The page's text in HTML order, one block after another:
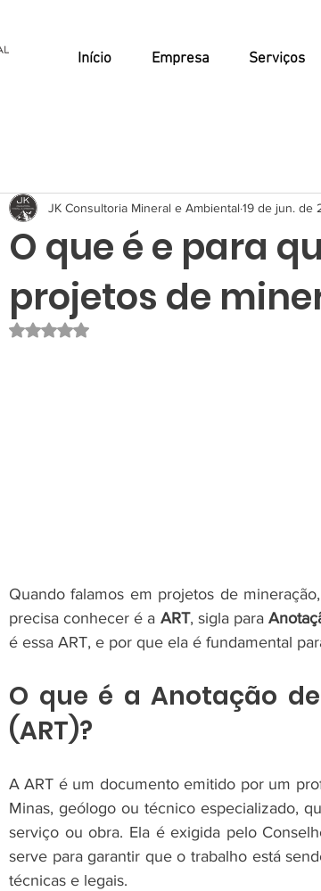
Início Empresa Serviços
O que é e para
projetos de
JK Consultoria Mineral e Ambiental 19 de jun. de
Avaliado com NaN de 5 estrelas.
Quando falamos em projetos de
precisa conhecer é a ART, sigla para
é essa ART, e por que ela é fundamental
O que é a Anotação
(ART)?
A ART é um documento emitido por um
Minas, geólogo ou técnico especializado,
serviço ou obra. Ela é exigida pelo
serve para garantir que o trabalho está
técnicas e legais.